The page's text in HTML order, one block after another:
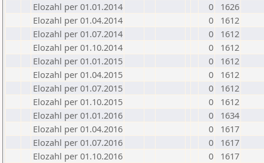
Elozahl per 01.01.2014
0
1626
Elozahl per 01.04.2014
0
1612
Elozahl per 01.07.2014
0
1612
Elozahl per 01.10.2014
0
1612
Elozahl per 01.01.2015
0
1612
Elozahl per 01.04.2015
0
1612
Elozahl per 01.07.2015
0
1612
Elozahl per 01.10.2015
0
1612
Elozahl per 01.01.2016
0
1634
Elozahl per 01.04.2016
0
1617
Elozahl per 01.07.2016
0
1617
Elozahl per 01.10.2016
0
1617